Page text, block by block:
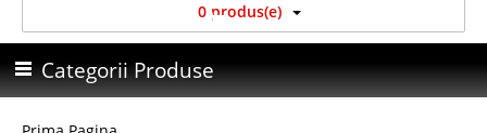
0 produs(e)
Categorii Produse